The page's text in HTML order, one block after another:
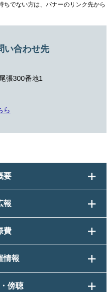
ちでない方は、バナーのリンク先から
い合わせ先
張300番地1
ら
要
報
費
情報
傍聴